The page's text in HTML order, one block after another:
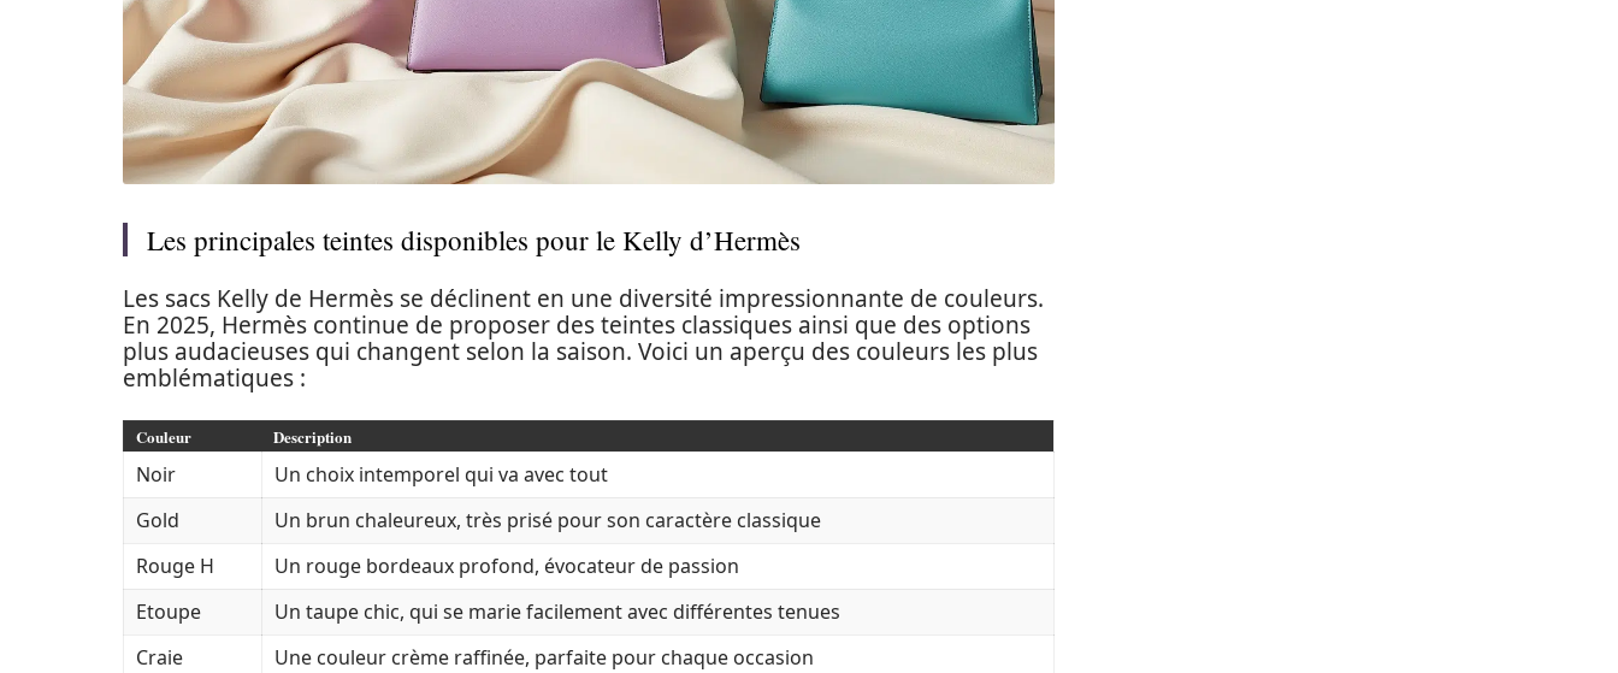
Les principales teintes disponibles pour le Kelly d’Hermès
Les sacs Kelly de Hermès se déclinent en une diversité impressionnante de couleurs.
En 2025, Hermès continue de proposer des teintes classiques ainsi que des options
plus audacieuses qui changent selon la saison. Voici un aperçu des couleurs les plus
emblématiques :
Couleur Description
Noir
Un choix intemporel qui va avec tout
Gold
Un brun chaleureux, très prisé pour son caractère classique
Rouge H
Un rouge bordeaux profond, évocateur de passion
Etoupe
Un taupe chic, qui se marie facilement avec différentes tenues
Craie
Une couleur crème raffinée, parfaite pour chaque occasion